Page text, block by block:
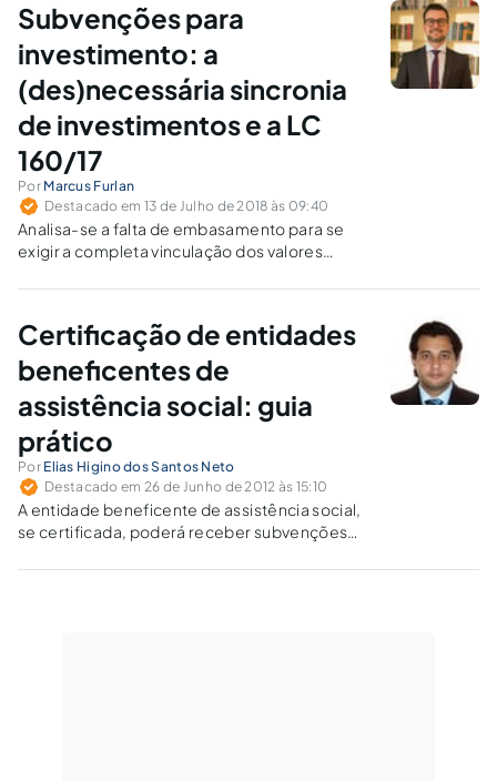
Subvenções para
investimento: a
(des)necessária sincronia
de investimentos e a LC
160/17
Por Marcus Furlan
Destacado em 13 de Julho de 2018 às 09:40
Analisa-se a falta de embasamento para se
exigir a completa vinculação dos valores
empreendimento, como condição para não
Certificação de entidades
beneficentes de
assistência social: guia
prático
Por Elias Higino dos Santos Neto
Destacado em 26 de Junho de 2012 às 15:10
A entidade beneficente de assistência social,
se certificada, poderá receber subvenções
preenchidos outros requisitos legais, será